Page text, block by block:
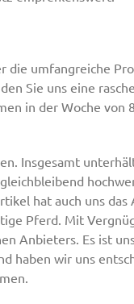
umfangreiche
Sie uns eine
in der Woche von
Insgesamt
hat auch uns das
Pferd. Mit
Anbieters. Es ist
haben wir uns